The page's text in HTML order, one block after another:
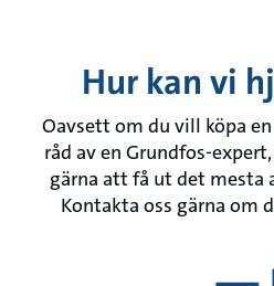
Hur kan vi
Oavsett om du vill köpa
råd av en Grundfos-
gärna att få ut det mesta
Kontakta oss gärna om